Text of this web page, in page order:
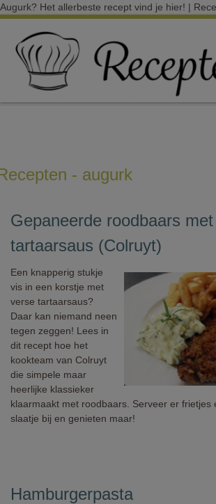
Augurk? Het allerbeste recept vind je hier! |
- augurk
Gepaneerde roodbaars met
tartaarsaus (Colruyt)
Een knapperig stukje
vis in een korstje met
verse tartaarsaus?
Daar kan niemand neen
tegen zeggen! Lees in
dit recept hoe het
kookteam van Colruyt
die simpele maar
heerlijke klassieker
klaarmaakt met roodbaars. Serveer er frietjes
slaatje bij en genieten maar!
Hamburgerpasta